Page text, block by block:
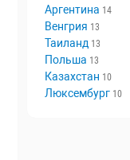
Аргентина 14
Венгрия 13
Таиланд 13
Польша 13
Казахстан 10
Люксембург 10